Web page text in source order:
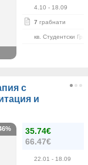
4.10 - 18.09
7 грабнати
кв. Студентски
с
и
35.74€
66.47€
22.01 - 18.09